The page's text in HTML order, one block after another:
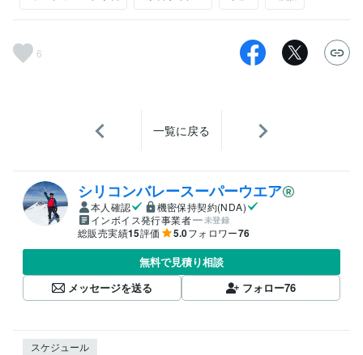
6
一覧に戻る
シリコンバレースーパーウエア
本人確認
機密保持契約(NDA)
インボイス発行事業者
未登録
総販売実績15評価 5.0フォロワー76
無料で見積り相談
メッセージを送る
フォロー76
スケジュール